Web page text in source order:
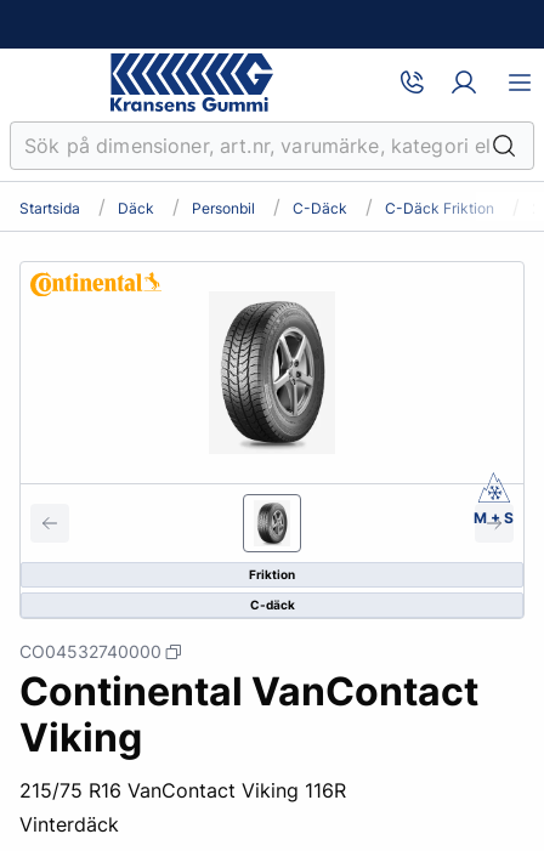
Startsida Däck Personbil C-Däck C-Däck Friktion
Friktion
C-däck
M + S
CO04532740000
Continental VanContact
Viking
215/75 R16 VanContact Viking 116R
Vinterdäck